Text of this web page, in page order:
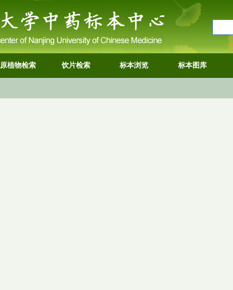
原植物检索 饮片检索 标本浏览 标本图库